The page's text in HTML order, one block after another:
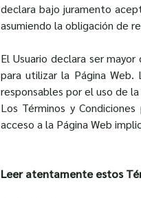
declara bajo juramento
asumiendo la obligación de
El Usuario declara ser
para utilizar la Página
responsables por el uso de
Los Términos y
acceso a la Página Web
Leer atentamente estos